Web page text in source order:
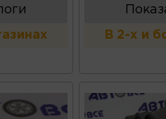
В 2-х и